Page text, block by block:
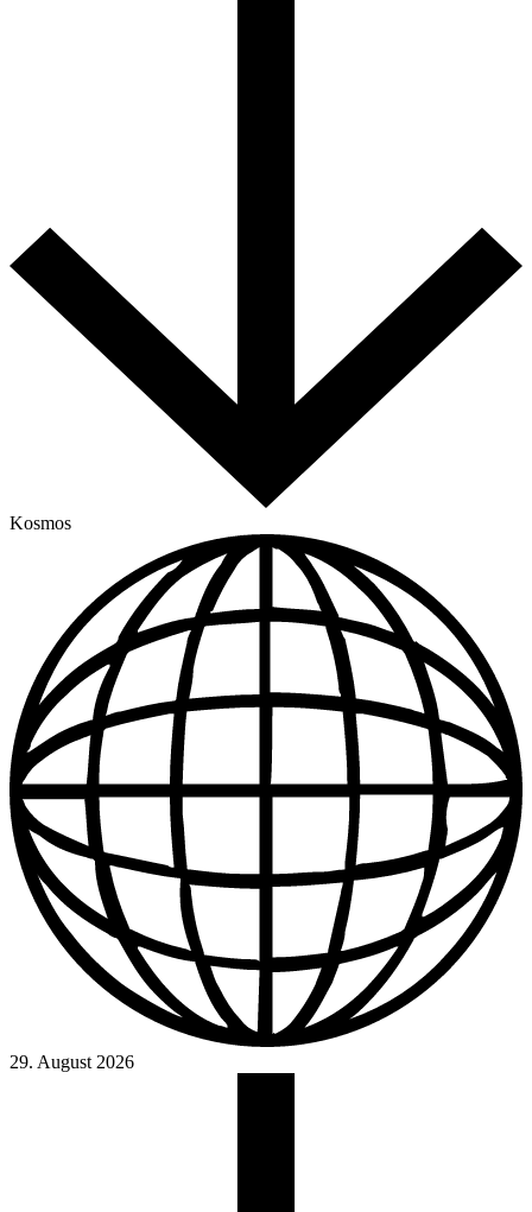
Kosmos
29. August 2026